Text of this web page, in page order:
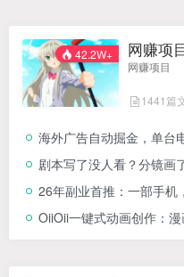
42.2W+ 网赚项
网赚项目
1441篇
海外广告自动掘金，单台电
剧本写了没人看？分镜画了不会动？这套课教你
26年副业首推：一部手机，轻松日
OiiOii一键式动画创作：漫画转视频+动